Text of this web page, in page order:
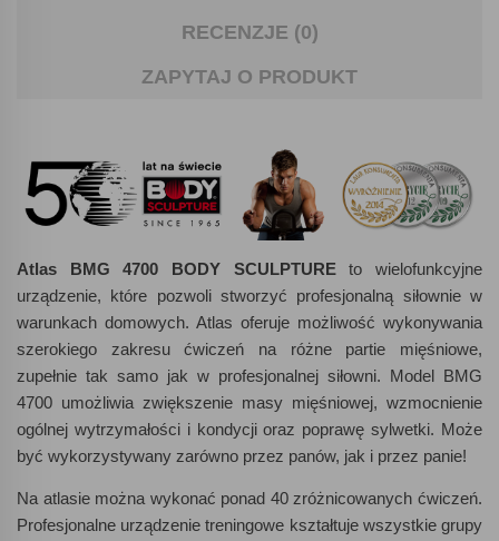
RECENZJE (0)
ZAPYTAJ O PRODUKT
Atlas BMG 4700 BODY SCULPTUREto wielofunkcyjne
urządzenie, które pozwoli stworzyć profesjonalną siłownie w
warunkach domowych. Atlas oferuje możliwość wykonywania
szerokiego zakresu ćwiczeń na różne partie mięśniowe,
zupełnie tak samo jak w profesjonalnej siłowni. Model BMG
4700 umożliwia zwiększenie masy mięśniowej, wzmocnienie
ogólnej wytrzymałości i kondycji oraz poprawę sylwetki. Może
być wykorzystywany zarówno przez panów, jak i przez panie!
Na atlasie można wykonać ponad 40 zróżnicowanych ćwiczeń.
Profesjonalne urządzenie treningowe kształtuje wszystkie grupy